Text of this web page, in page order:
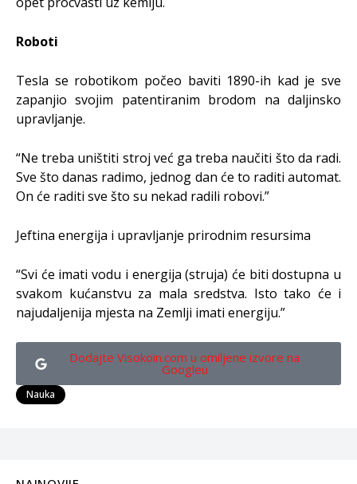
Roboti
Tesla se robotikom počeo baviti 1890-ih kad je sve
zapanjio svojim patentiranim brodom na daljinsko
upravljanje.
“Ne treba uništiti stroj već ga treba naučiti što da radi.
Sve što danas radimo, jednog dan će to raditi automat.
On će raditi sve što su nekad radili robovi.”
Jeftina energija i upravljanje prirodnim resursima
“Svi će imati vodu i energija (struja) će biti dostupna u
svakom kućanstvu za mala sredstva. Isto tako će i
najudaljenija mjesta na Zemlji imati energiju.”
Dodajte Visokoin.com u omiljene izvore na
Googleu
Nauka